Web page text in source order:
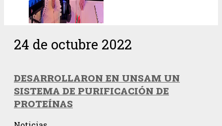
24 de octubre 2022
DESARROLLARON EN UNSAM UN
SISTEMA DE PURIFICACIÓN DE
PROTEÍNAS